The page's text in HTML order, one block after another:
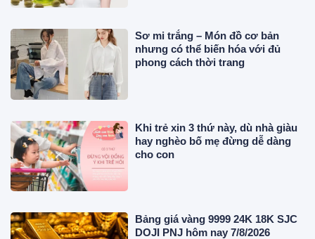
Sơ mi trắng – Món đồ cơ bản
nhưng có thể biến hóa với đủ
phong cách thời trang
Khi trẻ xin 3 thứ này, dù nhà giàu
hay nghèo bố mẹ đừng dễ dàng
cho con
Bảng giá vàng 9999 24K 18K SJC
DOJI PNJ hôm nay 7/8/2026